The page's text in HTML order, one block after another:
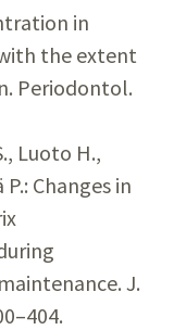
in
the extent
Periodontol.
Luoto H.,
Changes in
J.